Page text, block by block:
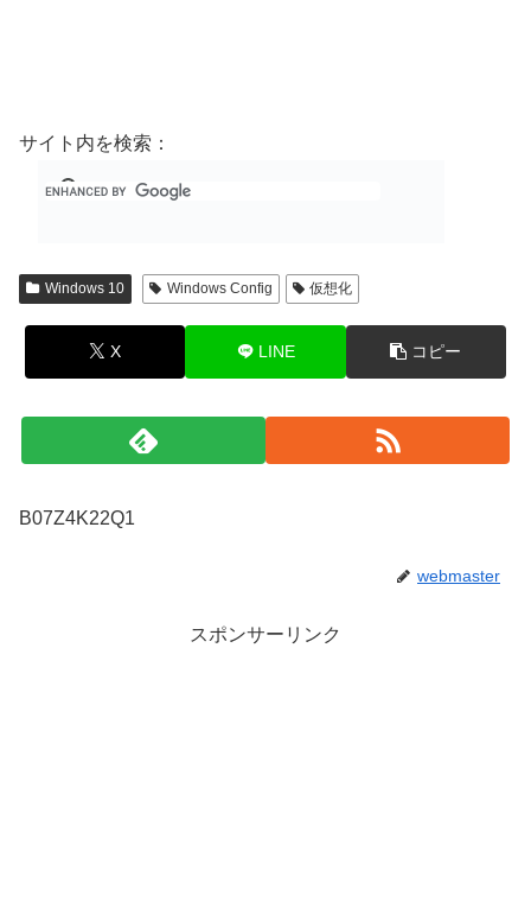
サイト内を検索：
Windows 10 Windows Config 仮想化
X LINE コピー
B07Z4K22Q1
webmaster
スポンサーリンク